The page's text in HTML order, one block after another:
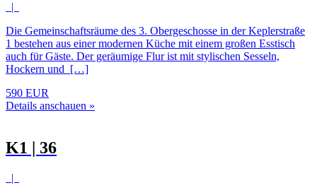
|
Die Gemeinschaftsräume des 3. Obergeschosse in der Keplerstraße
1 bestehen aus einer modernen Küche mit einem großen Esstisch
auch für Gäste. Der geräumige Flur ist mit stylischen Sesseln,
Hockern und […]
590 EUR
Details anschauen »
K1 | 36
|